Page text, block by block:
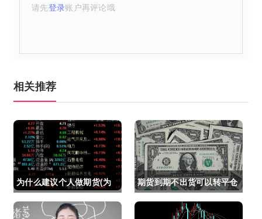
请先登录账户再评论哦
相关推荐
为什么建议个人做期货(为
什么建议个人做期货交易)
期货到期不出货可以转平仓
吗吗(期货如果到期不平仓